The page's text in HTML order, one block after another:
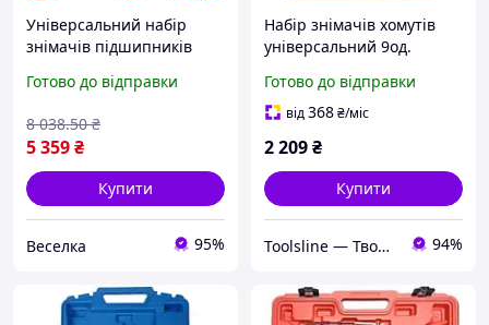
Універсальний набір
знімачів підшипників
для ремонту автомобілів і
Готово до відправки
5 359₴
8 038.50 ₴
Купити
Веселка 95%
Набір знімачів хомутів
універсальний 9од.
Готово до відправки
від368₴/міс
2 209₴
Купити
Toolsline — Твоя лінія інструменту 94%